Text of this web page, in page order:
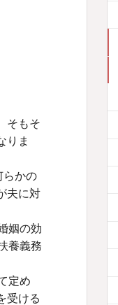
そもそ
りま
らかの
夫に対
姻の効
養義務
定め
受ける